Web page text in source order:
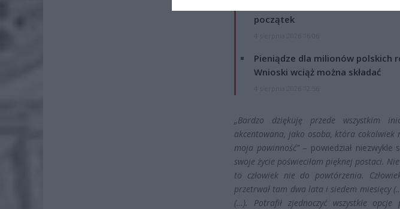
początek
Pieniądze dla milionów polskich
Wnioski wciąż można składać
„Bardzo dziękuję przede wszystkim
akcentowana, jako osoba, która
moja powinność”– powiedział niezwykle
swoje życie poświeciłam pięknej postaci.
to człowiek nie do powtórzenia.
przetrwał tam dwa lata i siedem miesięcy
(…). Potrafił zjednoczyć wszystkie